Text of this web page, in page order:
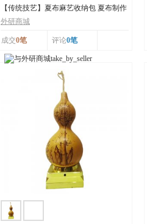
【传统技艺】夏布麻艺收纳包 夏布制作
技艺 国家级...
外研商城
成交0笔 评论0笔